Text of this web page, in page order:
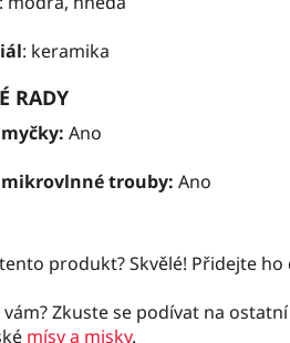
: keramika
RADY
Ano
mikrovlnné trouby: Ano
produkt? Skvělé! Přidejte
vám? Zkuste se podívat na
mísy a misky.